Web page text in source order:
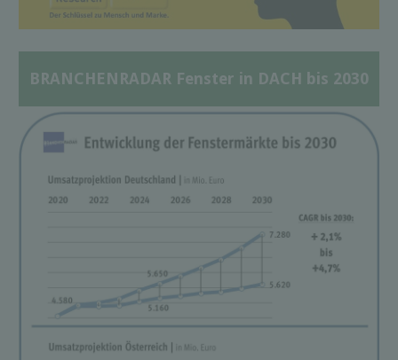
BRANCHENRADAR Fenster in DACH bis 2030